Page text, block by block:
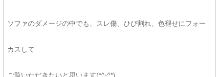
ソファのダメージの中でも、スレ傷、ひび割れ、色褪せにフォー
カスして
ご覧いただきたいと思います(*^-^*)